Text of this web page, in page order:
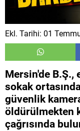
Ekl. Tarihi: 01
Mersin'de B.Ş.,
sokak
güvenlik
öldürülmekten
çağrısında